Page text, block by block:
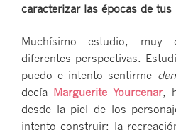
caracterizar las épocas de tus
Muchísimo estudio, muy
diferentes perspectivas.
puedo e intento sentirme
decía Marguerite Yourcenar,
desde la piel de los
intento construir: la